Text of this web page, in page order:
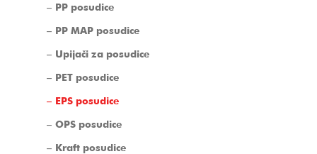
PP posudice
PP MAP posudice
Upijači za posudice
PET posudice
EPS posudice
OPS posudice
Kraft posudice